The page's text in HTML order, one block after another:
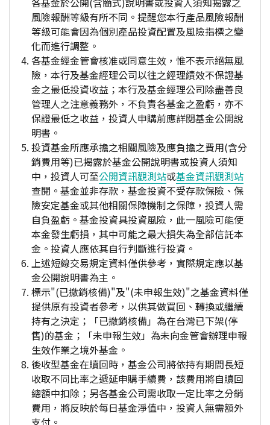
風險報酬等級有所不同。提醒您本行產品風險報酬
等級可能會因為個別產品投資配置及風險指標之變
化而進行調整。
各基金經金管會核准或同意生效，惟不表示絕無風
險，本行及基金經理公司以往之經理績效不保證基
金之最低投資收益；本行及基金經理公司除盡善良
管理人之注意義務外，不負責各基金之盈虧，亦不
保證最低之收益，投資人申購前應詳閱基金公開說
明書。
投資基金所應承擔之相關風險及應負擔之費用(含分
銷費用等)已揭露於基金公開說明書或投資人須知
中，投資人可至公開資訊觀測站或基金資訊觀測站
查閱。基金並非存款，基金投資不受存款保險、保
險安定基金或其他相關保障機制之保障，投資人需
自負盈虧。基金投資具投資風險，此一風險可能使
本金發生虧損，其中可能之最大損失為全部信託本
金。投資人應依其自行判斷進行投資。
上述短線交易規定資料僅供參考，實際規定應以基
金公開說明書為主。
標示"(已撤銷核備)"及"(未申報生效)"之基金資料僅
提供原有投資者參考，以供其做買回、轉換或繼續
持有之決定；「已撤銷核備」為在台灣已下架(停
售)的基金；「未申報生效」為未向金管會辦理申報
生效作業之境外基金。
後收型基金在贖回時，基金公司將依持有期間長短
收取不同比率之遞延申購手續費，該費用將自贖回
總額中扣除；另各基金公司需收取一定比率之分銷
費用，將反映於每日基金淨值中，投資人無需額外
支付。